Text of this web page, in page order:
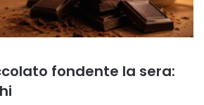
fondente la sera: